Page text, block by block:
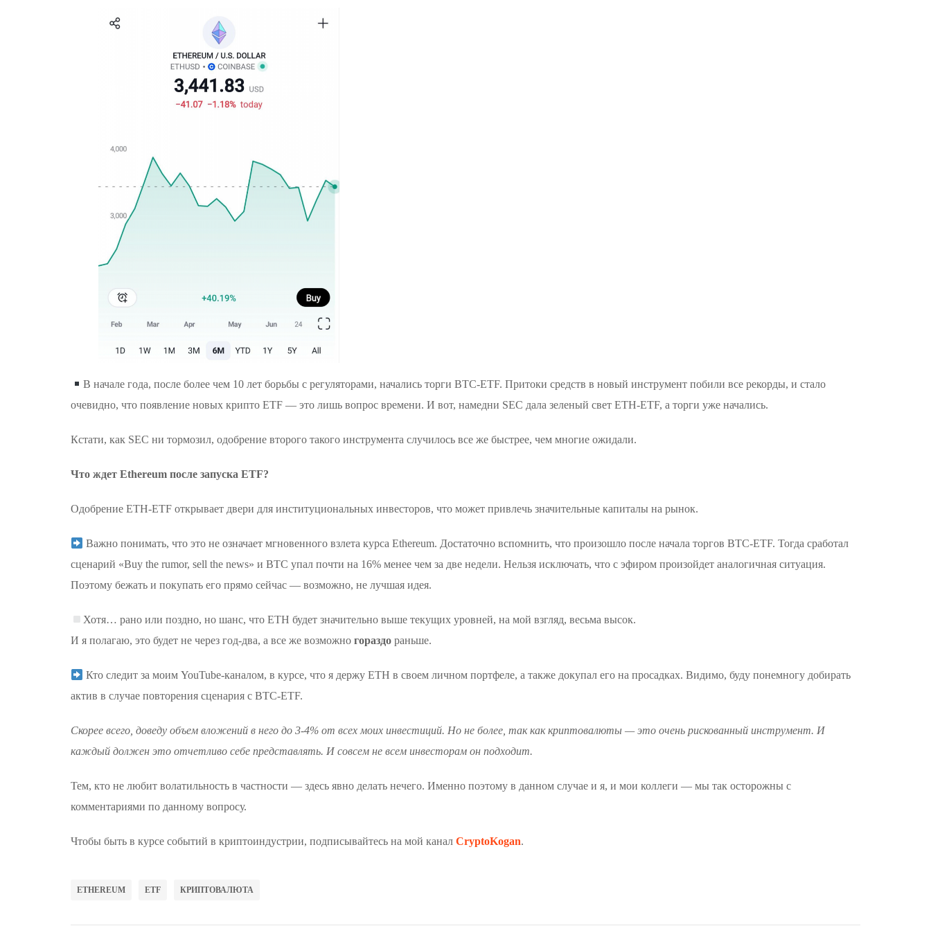
В начале года, после более чем 10 лет борьбы с регуляторами, начались торги BTC-ETF. Притоки средств в новый инструмент побили все рекорды, и стало
очевидно, что появление новых крипто ETF — это лишь вопрос времени. И вот, намедни SEC дала зеленый свет ETH-ETF, а торги уже начались.
Кстати, как SEC ни тормозил, одобрение второго такого инструмента случилось все же быстрее, чем многие ожидали.
Что ждет Ethereum после запуска ETF?
Одобрение ETH-ETF открывает двери для институциональных инвесторов, что может привлечь значительные капиталы на рынок.
Важно понимать, что это не означает мгновенного взлета курса Ethereum. Достаточно вспомнить, что произошло после начала торгов BTC-ETF. Тогда сработал
сценарий «Buy the rumor, sell the news» и BTC упал почти на 16% менее чем за две недели. Нельзя исключать, что с эфиром произойдет аналогичная ситуация.
Поэтому бежать и покупать его прямо сейчас — возможно, не лучшая идея.
Хотя… рано или поздно, но шанс, что ETH будет значительно выше текущих уровней, на мой взгляд, весьма высок.
И я полагаю, это будет не через год-два, а все же возможно гораздо раньше.
Кто следит за моим YouTube-каналом, в курсе, что я держу ETH в своем личном портфеле, а также докупал его на просадках. Видимо, буду понемногу добирать
актив в случае повторения сценария с BTC-ETF.
Скорее всего, доведу объем вложений в него до 3-4% от всех моих инвестиций. Но не более, так как криптовалюты — это очень рискованный инструмент. И
каждый должен это отчетливо себе представлять. И совсем не всем инвесторам он подходит.
Тем, кто не любит волатильность в частности — здесь явно делать нечего. Именно поэтому в данном случае и я, и мои коллеги — мы так осторожны с
комментариями по данному вопросу.
Чтобы быть в курсе событий в криптоиндустрии, подписывайтесь на мой канал CryptoKogan.
ETHEREUM ETF КРИПТОВАЛЮТА